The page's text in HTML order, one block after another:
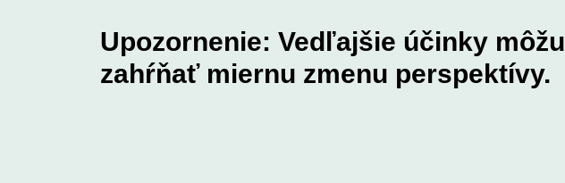
Upozornenie: Vedľajšie účinky môžu
zahŕňať miernu zmenu perspektívy.